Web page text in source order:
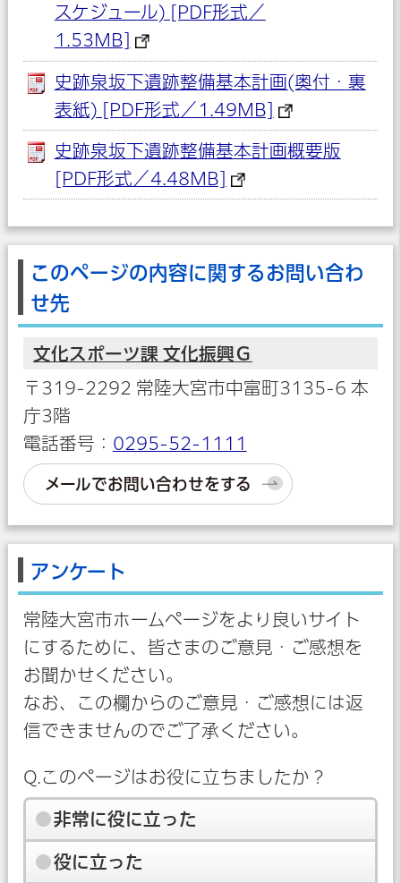
スケジュール) [PDF形式／
1.53MB]
史跡泉坂下遺跡整備基本計画(奥付・裏
表紙) [PDF形式／1.49MB]
史跡泉坂下遺跡整備基本計画概要版
[PDF形式／4.48MB]
このページの内容に関するお問い合わ
せ先
文化スポーツ課 文化振興Ｇ
〒319-2292 常陸大宮市中富町3135-6 本
庁3階
電話番号： 0295-52-1111
メールでお問い合わせをする
アンケート
常陸大宮市ホームページをより良いサイト
にするために、皆さまのご意見・ご感想を
お聞かせください。
なお、この欄からのご意見・ご感想には返
信できませんのでご了承ください。
Q.このページはお役に立ちましたか？
非常に役に立った
役に立った